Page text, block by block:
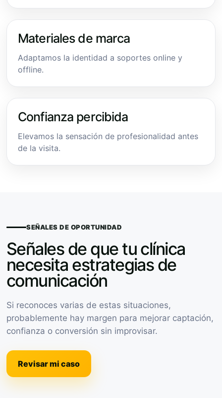
Materiales de marca
Adaptamos la identidad a soportes online y
offline.
Confianza percibida
Elevamos la sensación de profesionalidad antes
de la visita.
SEÑALES DE OPORTUNIDAD
Señales de que tu clínica
necesita estrategias de
comunicación
Si reconoces varias de estas situaciones,
probablemente hay margen para mejorar captación,
confianza o conversión sin improvisar.
Revisar mi caso